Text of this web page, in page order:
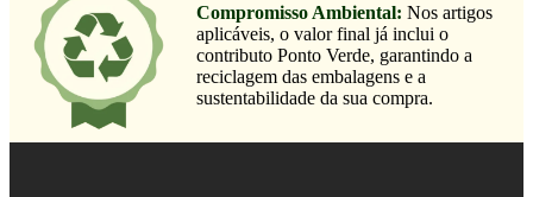
Compromisso Ambiental: Nos artigos
aplicáveis, o valor final já inclui o
contributo Ponto Verde, garantindo a
reciclagem das embalagens e a
sustentabilidade da sua compra.